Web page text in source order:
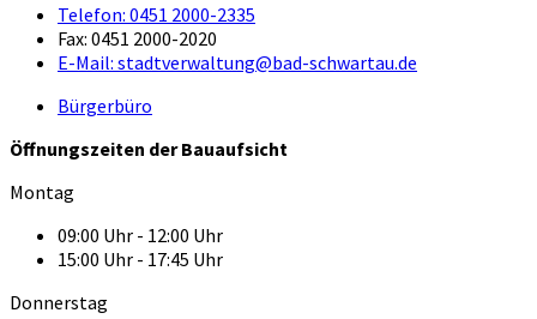
Telefon: 0451 2000-2335
Fax: 0451 2000-2020
E-Mail: stadtverwaltung@bad-schwartau.de
Bürgerbüro
Öffnungszeiten der Bauaufsicht
Montag
09:00 Uhr - 12:00 Uhr
15:00 Uhr - 17:45 Uhr
Donnerstag